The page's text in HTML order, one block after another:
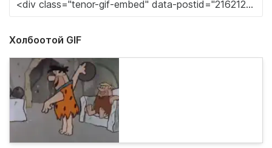
Холбоотой GIF